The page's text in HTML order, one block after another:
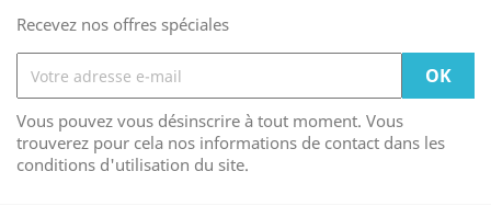
Recevez nos offres spéciales
Vous pouvez vous désinscrire à tout moment. Vous
trouverez pour cela nos informations de contact dans les
conditions d'utilisation du site.